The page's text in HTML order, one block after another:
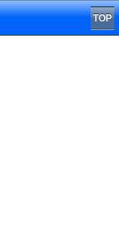
TOP